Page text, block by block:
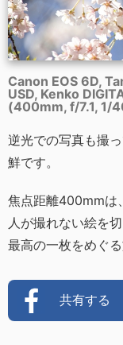
Canon EOS 6D,
USD, Kenko
(400mm, f/7.1, 1/
逆光での写真も撮
鮮です。
焦点距離400mmは
人が撮れない絵を
最高の一枚をめぐ
共有する